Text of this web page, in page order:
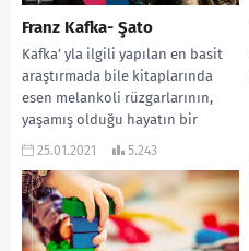
Franz Kafka- Şato
Kafka’ yla ilgili yapılan en basit
araştırmada bile kitaplarında
esen melankoli rüzgarlarının,
yaşamış olduğu hayatın bir
sonucu olduğu görülür. Bence...
25.01.2021 5.243